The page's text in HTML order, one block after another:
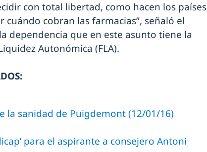
con total libertad, como hacen los países
cuándo cobran las farmacias”, señaló el
dependencia que en este asunto tiene la
Autonómica (FLA).
la sanidad de Puigdemont (12/01/16)
para el aspirante a consejero Antoni